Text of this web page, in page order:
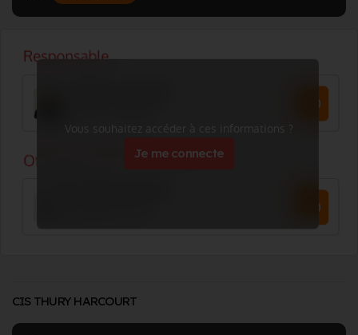
Vous souhaitez accéder à ces informations ?
Je me connecte
CIS THURY HARCOURT